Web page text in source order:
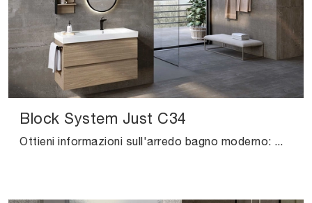
Block System Just C34
Ottieni informazioni sull'arredo bagno moderno: mobili bagno sospesi in melaminico come il modello Block System Just C34 di Baxar ti attendono.